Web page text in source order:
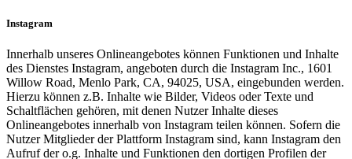
Instagram
Innerhalb unseres Onlineangebotes können Funktionen und Inhalte
des Dienstes Instagram, angeboten durch die Instagram Inc., 1601
Willow Road, Menlo Park, CA, 94025, USA, eingebunden werden.
Hierzu können z.B. Inhalte wie Bilder, Videos oder Texte und
Schaltflächen gehören, mit denen Nutzer Inhalte dieses
Onlineangebotes innerhalb von Instagram teilen können. Sofern die
Nutzer Mitglieder der Plattform Instagram sind, kann Instagram den
Aufruf der o.g. Inhalte und Funktionen den dortigen Profilen der